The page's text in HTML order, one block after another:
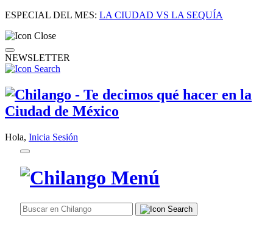
ESPECIAL DEL MES: LA CIUDAD VS LA SEQUÍA
NEWSLETTER
Hola, Inicia Sesión